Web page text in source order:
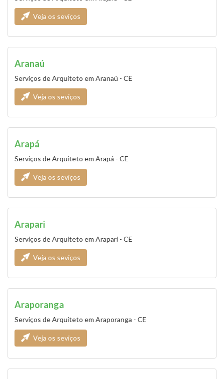
Veja os seviços
Aranaú
Serviços de Arquiteto em Aranaú - CE
Veja os seviços
Arapá
Serviços de Arquiteto em Arapá - CE
Veja os seviços
Arapari
Serviços de Arquiteto em Arapari - CE
Veja os seviços
Araporanga
Serviços de Arquiteto em Araporanga - CE
Veja os seviços